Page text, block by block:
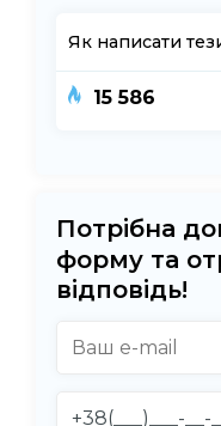
Як написати
15 586
Потрібна
форму та
відповідь!